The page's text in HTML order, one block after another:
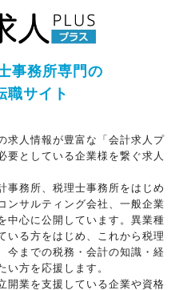
事務所専門の
職サイト
求人情報が豊富な「会計求人プ
要としている企業様を繋ぐ求人
事務所、税理士事務所をはじめ
ンサルティング会社、一般企業
中心に公開しています。異業種
いる方をはじめ、これから税理
今までの税務・会計の知識・経
い方を応援します。
開業を支援している企業や資格